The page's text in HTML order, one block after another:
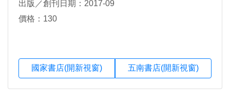
出版／創刊日期：2017-09
價格：130
國家書店(開新視窗) 五南書店(開新視窗)